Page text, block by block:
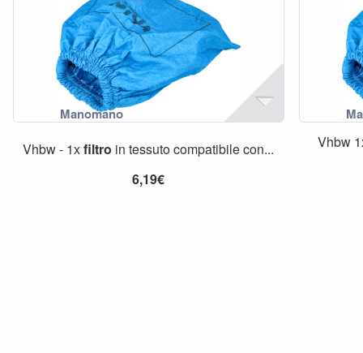
Vhbw - 1xfiltro in tessuto compatibile con...
6,19€
Vhbw